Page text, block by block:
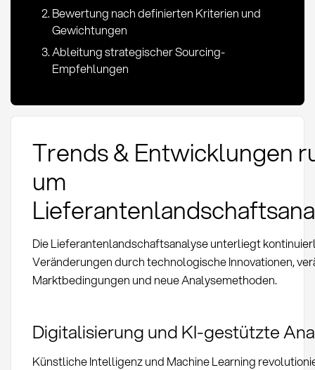
Bewertung nach definierten Kriterien und
Gewichtungen
Ableitung strategischer Sourcing-
Empfehlungen
Trends & Entwicklungen
um
Die Lieferantenlandschaftsanalyse unterliegt
Veränderungen durch technologische Innovationen,
Marktbedingungen und neue Analysemethoden.
Digitalisierung und KI-gestützte
Künstliche Intelligenz und Machine Learning